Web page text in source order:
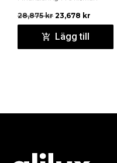
28,875kr 23,678 kr
Lägg till